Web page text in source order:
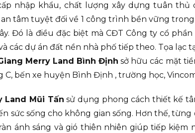
nhập khẩu, chất lượng xây dựng tuân
tâm tuyệt đối về 1 công trình bền vững trong
Đó là điều đặc biệt mà CĐT Công ty cổ
các dự án đất nền nhà phố tiếp theo. Tọa lạc
Merry Land Bình Định sở hữu các mặt
C, bến xe huyện Bình Định , trường học,
Land Mũi Tấn sử dụng phong cách thiết kế
sức sống cho không gian sống. Hơn thế,
ánh sáng và gió thiên nhiên giúp tiếp kiệm